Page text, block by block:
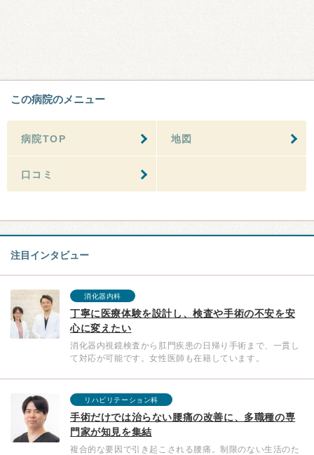
この病院のメニュー
病院TOP 地図
口コミ
注目インタビュー
消化器内科
丁寧に医療体験を設計し、検査や手術の不安を安
心に変えたい
消化器内視鏡検査から肛門疾患の日帰り手術まで、一貫し
て対応が可能です。女性医師も在籍しています。
リハビリテーション科
手術だけでは治らない腰痛の改善に、多職種の専
門家が知見を集結
複合的な要因で引き起こされる腰痛。制限のない生活のた